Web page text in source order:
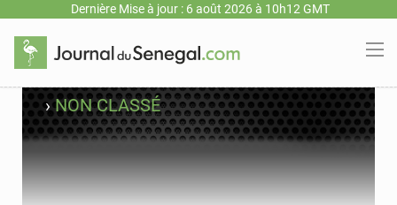
Dernière Mise à jour : 6 août 2026 à 10h12 GMT
›NON CLASSÉ